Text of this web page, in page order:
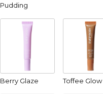
Pudding
Berry Glaze Toffee Glow